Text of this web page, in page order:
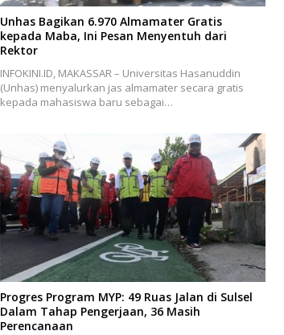
Unhas Bagikan 6.970 Almamater Gratis
kepada Maba, Ini Pesan Menyentuh dari
Rektor
INFOKINI.ID, MAKASSAR – Universitas Hasanuddin
(Unhas) menyalurkan jas almamater secara gratis
kepada mahasiswa baru sebagai…
Progres Program MYP: 49 Ruas Jalan di Sulsel
Dalam Tahap Pengerjaan, 36 Masih
Perencanaan